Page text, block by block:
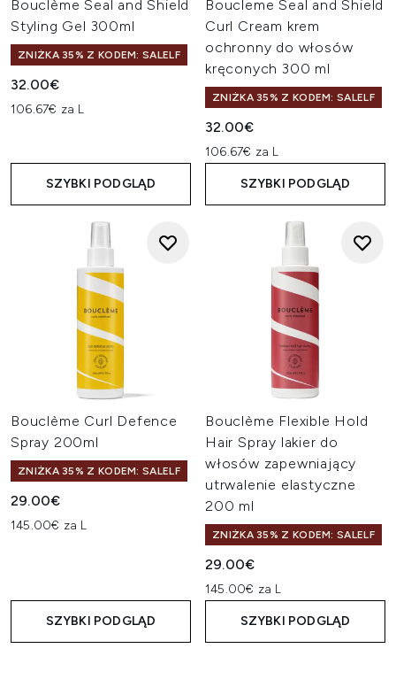
Bouclème Seal and Shield
Styling Gel 300ml
ZNIŻKA 35% Z KODEM: SALELF
32.00€
106.67€ za L
SZYBKI PODGLĄD
Boucleme Seal and Shield
Curl Cream krem
ochronny do włosów
kręconych 300 ml
ZNIŻKA 35% Z KODEM: SALELF
32.00€
106.67€ za L
SZYBKI PODGLĄD
Bouclème Curl Defence
Spray 200ml
ZNIŻKA 35% Z KODEM: SALELF
29.00€
145.00€ za L
SZYBKI PODGLĄD
Bouclème Flexible Hold
Hair Spray lakier do
włosów zapewniający
utrwalenie elastyczne
200 ml
ZNIŻKA 35% Z KODEM: SALELF
29.00€
145.00€ za L
SZYBKI PODGLĄD